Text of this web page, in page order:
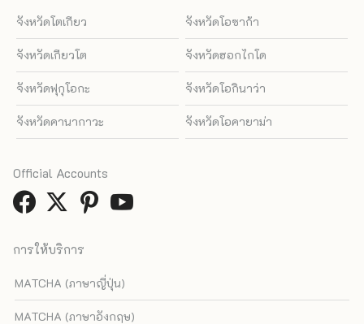
จังหวัดโตเกียว จังหวัดโอซาก้า
จังหวัดเกียวโต จังหวัดฮอกไกโด
จังหวัดฟุกุโอกะ จังหวัดโอกินาว่า
จังหวัดคานากาวะ จังหวัดโอคายาม่า
การให้บริการ
MATCHA (ภาษาญี่ปุ่น)
MATCHA (ภาษาอังกฤษ)
Official Accounts